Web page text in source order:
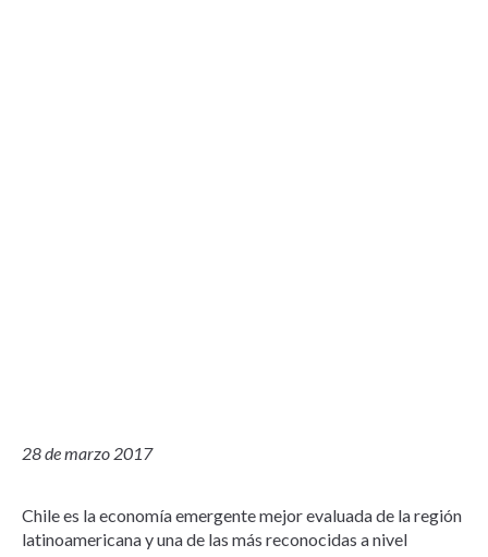
28 de marzo 2017
Chile es la economía emergente mejor evaluada de la región
latinoamericana y una de las más reconocidas a nivel